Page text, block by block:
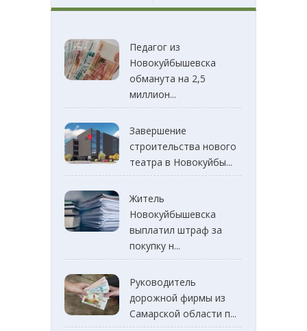
Педагог из
Новокуйбышевска
обманута на 2,5
миллион...
Завершение
строительства нового
театра в Новокуйбы...
Житель
Новокуйбышевска
выплатил штраф за
покупку н...
Руководитель
дорожной фирмы из
Самарской области п...